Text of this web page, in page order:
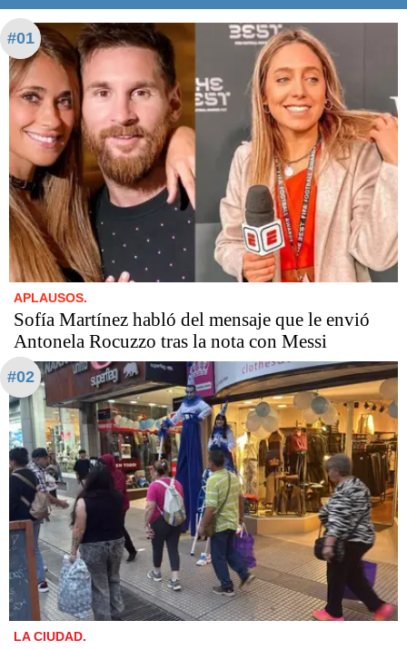
#01
APLAUSOS.
Sofía Martínez habló del mensaje que le envió
Antonela Rocuzzo tras la nota con Messi
#02
LA CIUDAD.